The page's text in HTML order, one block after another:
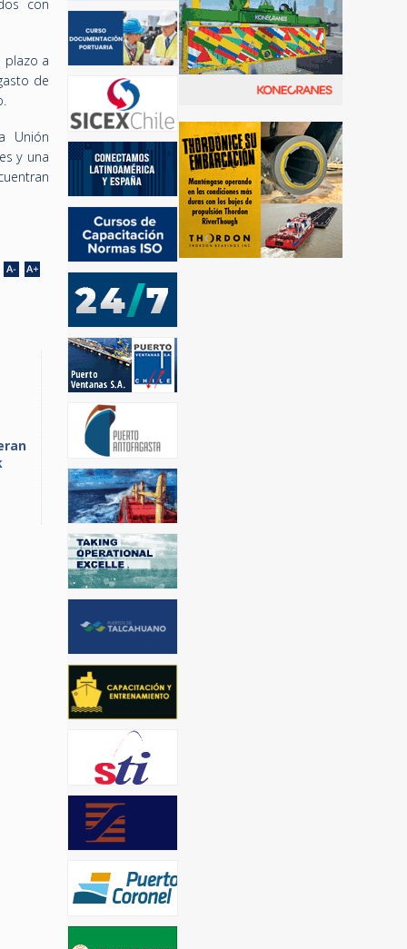
con
plazo a
de
Unión
y una